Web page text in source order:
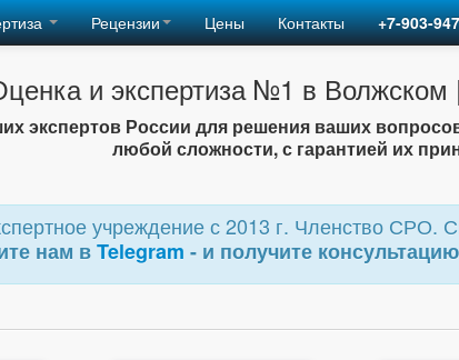
Рецензии Цены Контакты +7-903-
и экспертиза №1 в
экспертов России для решения ваших
любой сложности, с гарантией их
учреждение с 2013 г. Членство СРО.
нам вTelegram - и получите